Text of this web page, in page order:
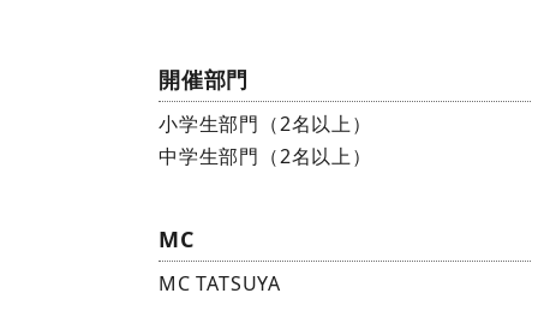
開催部門
小学生部門（2名以上）
中学生部門（2名以上）
MC
MC TATSUYA